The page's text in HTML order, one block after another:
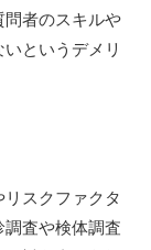
者のスキルや
というデメリ
スクファクタ
査や検体調査